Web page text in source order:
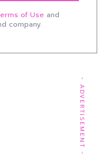
of Use and
company.
- ADVERTISEMENT -